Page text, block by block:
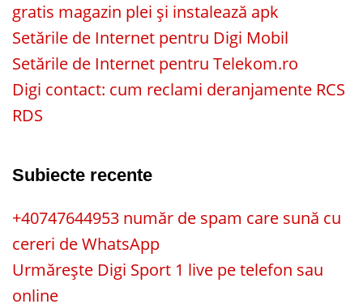
gratis magazin plei și instalează apk
Setările de Internet pentru Digi Mobil
Setările de Internet pentru Telekom.ro
Digi contact: cum reclami deranjamente RCS
RDS
Subiecte recente
+40747644953 număr de spam care sună cu
cereri de WhatsApp
Urmărește Digi Sport 1 live pe telefon sau
online